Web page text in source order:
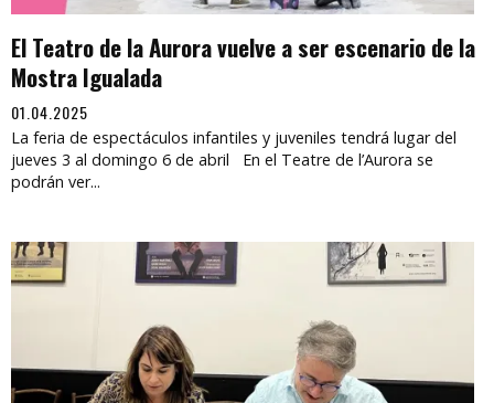
El Teatro de la Aurora vuelve a ser escenario de la
Mostra Igualada
01.04.2025
La feria de espectáculos infantiles y juveniles tendrá lugar del
jueves 3 al domingo 6 de abril En el Teatre de l’Aurora se
podrán ver...